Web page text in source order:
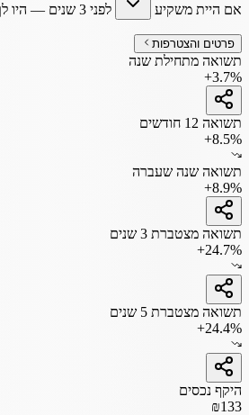
אם היית משקיע לפני 3 שנים — היו
פרטים והצטרפות
תשואה מתחילת שנה
+3.7%
תשואה 12 חודשים
+8.5%
תשואה שנה שעברה
+8.9%
תשואה מצטברת 3 שנים
+24.7%
תשואה מצטברת 5 שנים
+24.4%
היקף נכסים
₪133